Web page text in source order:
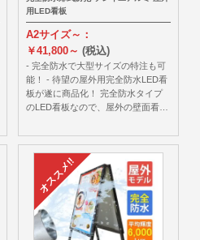
用LED看板
A2サイズ～：
￥41,800～ (税込)
- 完全防水で大型サイズの特注も可
能！ - 待望の屋外用完全防水LED看
板が遂に商品化！ 完全防水タイプ
のLED看板なので、屋外の壁面看…